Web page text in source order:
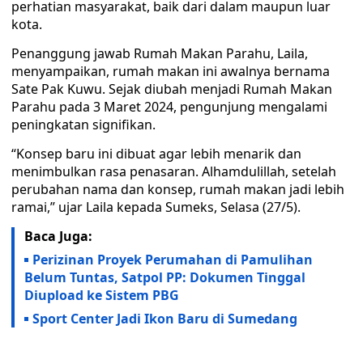
perhatian masyarakat, baik dari dalam maupun luar
kota.
Penanggung jawab Rumah Makan Parahu, Laila,
menyampaikan, rumah makan ini awalnya bernama
Sate Pak Kuwu. Sejak diubah menjadi Rumah Makan
Parahu pada 3 Maret 2024, pengunjung mengalami
peningkatan signifikan.
“Konsep baru ini dibuat agar lebih menarik dan
menimbulkan rasa penasaran. Alhamdulillah, setelah
perubahan nama dan konsep, rumah makan jadi lebih
ramai,” ujar Laila kepada Sumeks, Selasa (27/5).
Baca Juga:
Perizinan Proyek Perumahan di Pamulihan
Belum Tuntas, Satpol PP: Dokumen Tinggal
Diupload ke Sistem PBG
Sport Center Jadi Ikon Baru di Sumedang